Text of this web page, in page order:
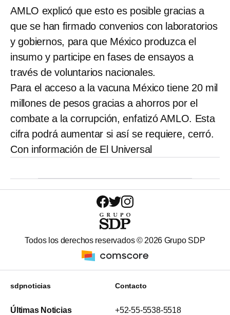
AMLO explicó que esto es posible gracias a
que se han firmado convenios con laboratorios
y gobiernos, para que México produzca el
insumo y participe en fases de ensayos a
través de voluntarios nacionales.
Para el acceso a la vacuna México tiene 20 mil
millones de pesos gracias a ahorros por el
combate a la corrupción, enfatizó AMLO. Esta
cifra podrá aumentar si así se requiere, cerró.
Con información de El Universal
Todos los derechos reservados © 2026 Grupo SDP
sdpnoticias
Últimas Noticias
Contacto
+52-55-5538-5518